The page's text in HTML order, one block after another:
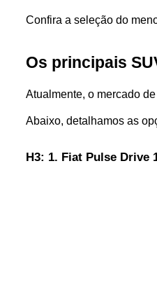
Confira a seleção do
Os principais
Atualmente, o mercado
Abaixo, detalhamos as
H3: 1. Fiat Pulse Drive